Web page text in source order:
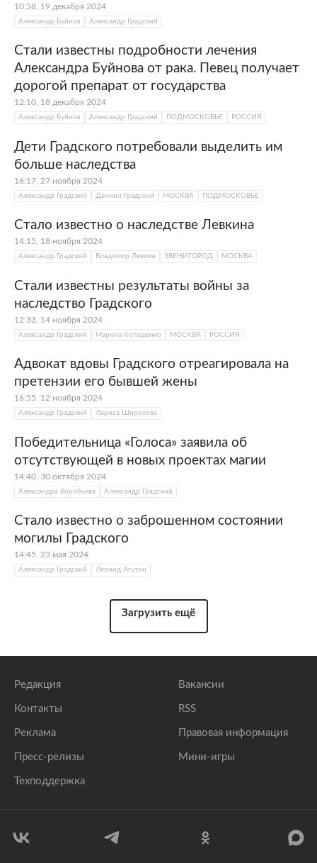
10:38, 19 декабря 2024
Александр Буйнов Александр Градский
Стали известны подробности лечения
Александра Буйнова от рака. Певец получает
дорогой препарат от государства
12:10, 18 декабря 2024
Александр Буйнов Александр Градский ПОДМОСКОВЬЕ РОССИЯ
Дети Градского потребовали выделить им
больше наследства
16:17, 27 ноября 2024
Александр Градский Даниил Градский МОСКВА ПОДМОСКОВЬЕ
Стало известно о наследстве Левкина
14:15, 18 ноября 2024
Александр Градский Владимир Левкин ЗВЕНИГОРОД МОСКВА
Стали известны результаты войны за
наследство Градского
12:33, 14 ноября 2024
Александр Градский Марина Коташенко МОСКВА РОССИЯ
Адвокат вдовы Градского отреагировала на
претензии его бывшей жены
16:55, 12 ноября 2024
Александр Градский Лариса Широкова
Победительница «Голоса» заявила об
отсутствующей в новых проектах магии
14:40, 30 октября 2024
Александра Воробьева Александр Градский
Стало известно о заброшенном состоянии
могилы Градского
14:45, 23 мая 2024
Александр Градский Леонид Агутин
Загрузить ещё
Редакция
Контакты
Реклама
Пресс-релизы
Техподдержка
Вакансии
RSS
Правовая информация
Мини-игры